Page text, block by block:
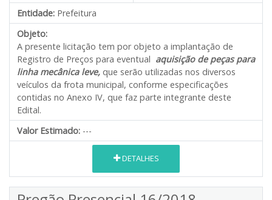
Entidade: Prefeitura
Objeto:
A presente licitação tem por objeto a implantação de
Registro de Preços para eventual aquisição de peças para
linha mecânica leve, que serão utilizadas nos diversos
veículos da frota municipal, conforme especificações
contidas no Anexo IV, que faz parte integrante deste
Edital.
Valor Estimado: ---
DETALHES